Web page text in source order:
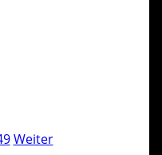
Weiter